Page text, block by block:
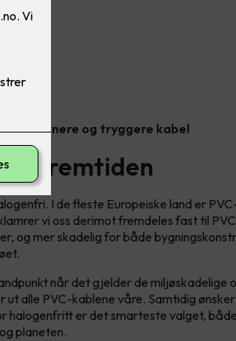
renere og tryggere kabel
er fremtiden
I de fleste Europeiske land er
vi oss derimot fremdeles fast til
og mer skadelig for både
når det gjelder de miljøskadelige
ut alle PVC-kablene våre. Samtidig
halogenfritt er det smarteste valget,
planeten.